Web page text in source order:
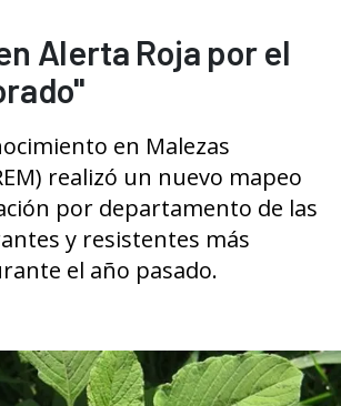
Alerta Roja por el
en Malezas
realizó un nuevo mapeo
por departamento de las
y resistentes más
el año pasado.